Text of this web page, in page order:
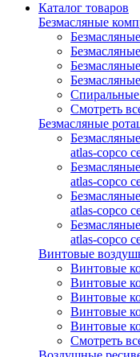
Каталог товаров
Безмасляные
Спиральные
Смотреть
Безмасляные
atlas-copco
atlas-copco
atlas-copco
atlas-copco
Винтовые
Винтовые
Винтовые
Винтовые
Винтовые
Винтовые
Смотреть